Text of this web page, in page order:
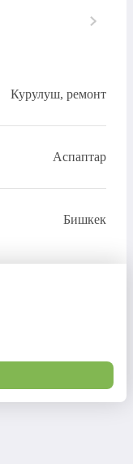
Курулуш, ремонт
Аспаптар
Бишкек